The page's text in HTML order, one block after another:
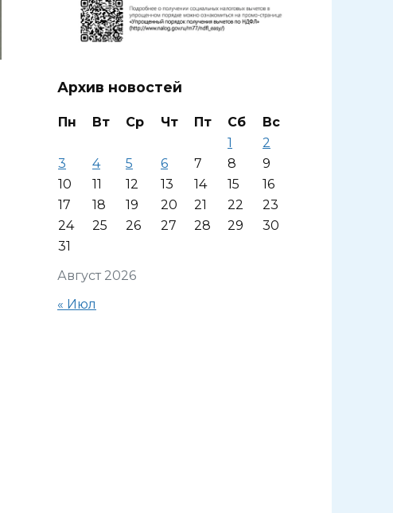
Архив новостей
Август 2026
Пн Вт Ср Чт Пт Сб
Вс
1
2
3
4 5 6 7 8
9
10
11 12 13 14 15
16
17
18 19 20 21 22
23
24
25 26 27 28 29
30
31
« Июл